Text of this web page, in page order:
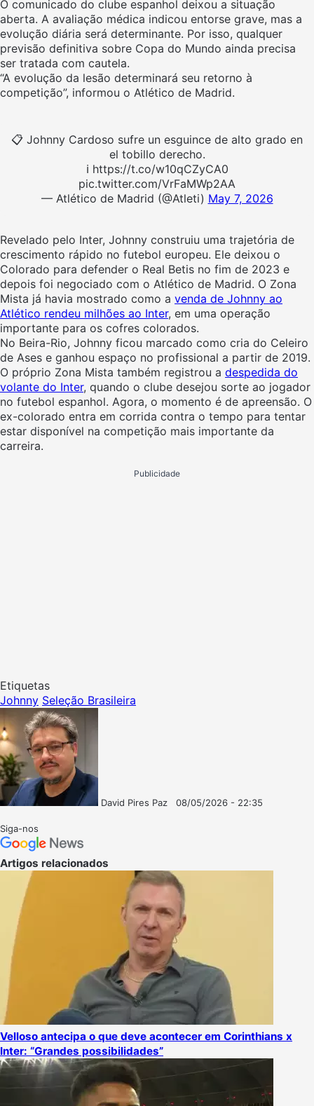
O comunicado do clube espanhol deixou a situação
aberta. A avaliação médica indicou entorse grave, mas a
evolução diária será determinante. Por isso, qualquer
previsão definitiva sobre Copa do Mundo ainda precisa
ser tratada com cautela.
“A evolução da lesão determinará seu retorno à
competição”, informou o Atlético de Madrid.
📋 Johnny Cardoso sufre un esguince de alto grado en
el tobillo derecho.
ℹ️ https://t.co/w10qCZyCA0
pic.twitter.com/VrFaMWp2AA
— Atlético de Madrid (@Atleti) May 7, 2026
Revelado pelo Inter, Johnny construiu uma trajetória de
crescimento rápido no futebol europeu. Ele deixou o
Colorado para defender o Real Betis no fim de 2023 e
depois foi negociado com o Atlético de Madrid. O Zona
Mista já havia mostrado como a venda de Johnny ao
Atlético rendeu milhões ao Inter, em uma operação
importante para os cofres colorados.
No Beira-Rio, Johnny ficou marcado como cria do Celeiro
de Ases e ganhou espaço no profissional a partir de 2019.
O próprio Zona Mista também registrou a despedida do
volante do Inter, quando o clube desejou sorte ao jogador
no futebol espanhol. Agora, o momento é de apreensão. O
ex-colorado entra em corrida contra o tempo para tentar
estar disponível na competição mais importante da
carreira.
Publicidade
Etiquetas
Johnny Seleção Brasileira
David Pires Paz
08/05/2026 - 22:35
Siga-nos
Artigos relacionados
Velloso antecipa o que deve acontecer em Corinthians x
Inter: “Grandes possibilidades”